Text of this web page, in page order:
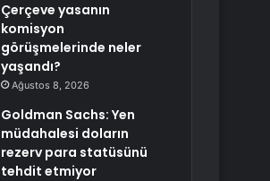
Çerçeve yasanın
komisyon
görüşmelerinde neler
yaşandı?
Ağustos 8, 2026
Goldman Sachs: Yen
müdahalesi doların
rezerv para statüsünü
tehdit etmiyor